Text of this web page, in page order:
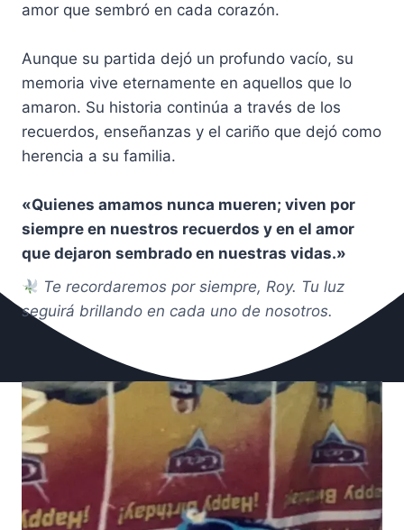
amor que sembró en cada corazón.
Aunque su partida dejó un profundo vacío, su
memoria vive eternamente en aquellos que lo
amaron. Su historia continúa a través de los
recuerdos, enseñanzas y el cariño que dejó como
herencia a su familia.
«Quienes amamos nunca mueren; viven por
siempre en nuestros recuerdos y en el amor
que dejaron sembrado en nuestras vidas.»
Te recordaremos por siempre, Roy. Tu luz
seguirá brillando en cada uno de nosotros.